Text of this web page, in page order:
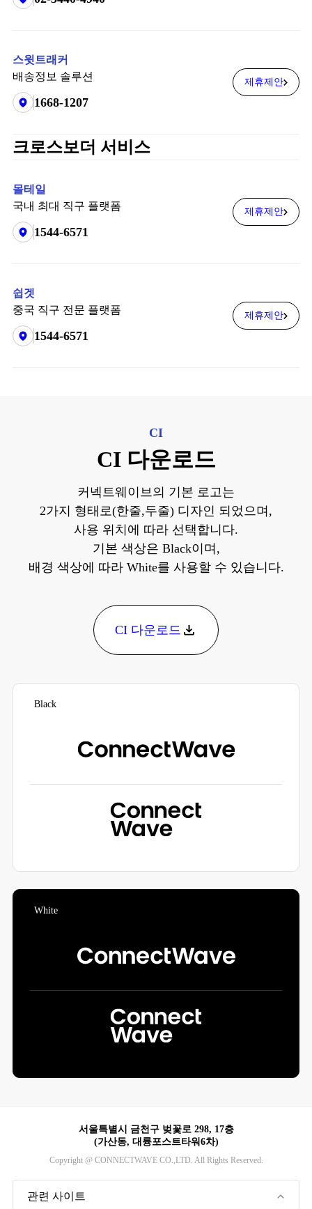
스윗트래커
배송정보 솔루션
1668-1207
제휴제안
크로스보더 서비스
몰테일
국내 최대 직구 플랫폼
1544-6571
제휴제안
쉽겟
중국 직구 전문 플랫폼
1544-6571
제휴제안
CI
CI 다운로드
커넥트웨이브의 기본 로고는
2가지 형태로(한줄,두줄) 디자인 되었으며,
사용 위치에 따라 선택합니다.
기본 색상은 Black이며,
배경 색상에 따라 White를 사용할 수 있습니다.
CI 다운로드
서울특별시 금천구 벚꽃로 298, 17층
(가산동, 대륭포스트타워6차)
Copyright @ CONNECTWAVE CO.,LTD. All Rights Reserved.
관련 사이트